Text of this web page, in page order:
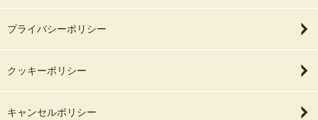
プライバシーポリシー
クッキーポリシー
キャンセルポリシー